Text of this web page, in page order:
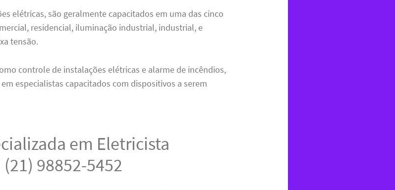
elétricas, são geralmente capacitados em uma das cinco
residencial, iluminação industrial, industrial, e
tensão.
controle de instalações elétricas e alarme de incêndios,
especialistas capacitados com dispositivos a serem
em Eletricista
98852-5452